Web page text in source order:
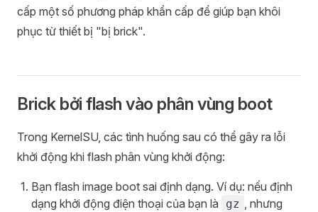
cấp một số phương pháp khẩn cấp để giúp bạn khôi
phục từ thiết bị "bị brick".
Brick bởi flash vào phân vùng boot
Trong KernelSU, các tình huống sau có thể gây ra lỗi
khởi động khi flash phân vùng khởi động:
Bạn flash image boot sai định dạng. Ví dụ: nếu định
dạng khởi động điện thoại của bạn là
gz , nhưng